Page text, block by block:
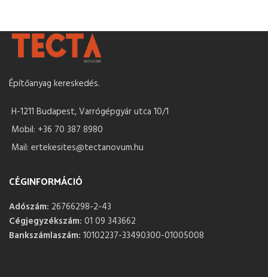
Építőanyag kereskedés.
H-1211 Budapest, Varrógépgyár utca 10/1
Mobil: +36 70 387 8980
Mail: ertekesites@tectanovum.hu
CÉGINFORMÁCIÓ
Adószám: 26766298-2-43
Cégjegyzékszám: 01 09 343662
Bankszámlaszám: 10102237-33490300-01005008